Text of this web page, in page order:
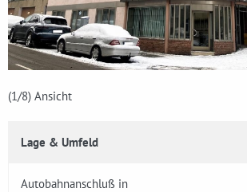
(1/8) Ansicht
Lage & Umfeld
Autobahnanschluß in